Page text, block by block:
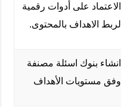
الاعتماد على أدوات رقمية
لربط الاهداف بالمحتوى.
انشاء بنوك اسئلة مصنفة
وفق مستويات الأهداف